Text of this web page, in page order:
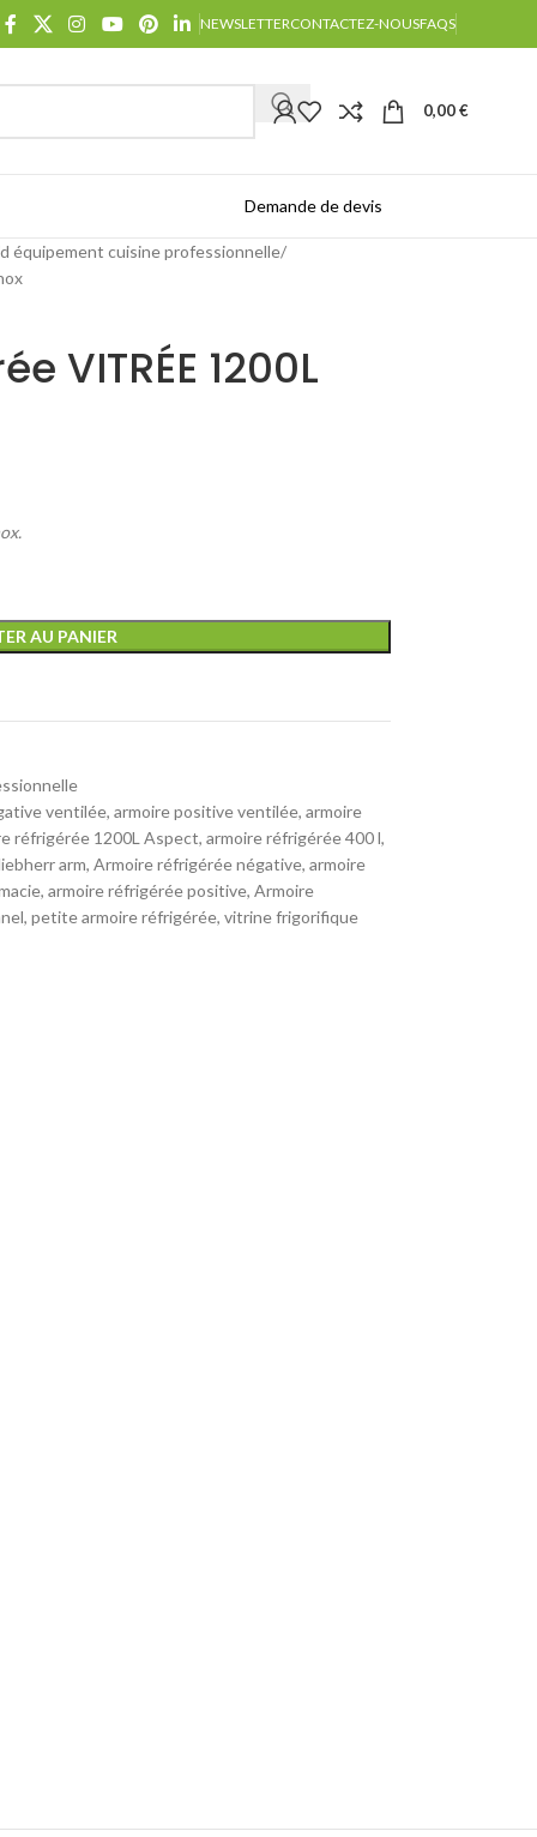
NEWSLETTERCONTACTEZ-NOUSFAQS
0,00€
Demande de devis
équipement cuisine professionnelle
VITRÉE 1200L
AU PANIER
ventilée, armoire positive ventilée, armoire
réfrigérée 1200L Aspect, armoire réfrigérée 400 l,
arm, Armoire réfrigérée négative, armoire
, armoire réfrigérée positive, Armoire
, petite armoire réfrigérée, vitrine frigorifique